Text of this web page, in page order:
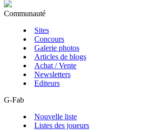
Communauté
Sites
Concours
Galerie photos
Articles de blogs
Achat / Vente
Newsletters
Editeurs
G-Fab
Nouvelle liste
Listes des joueurs